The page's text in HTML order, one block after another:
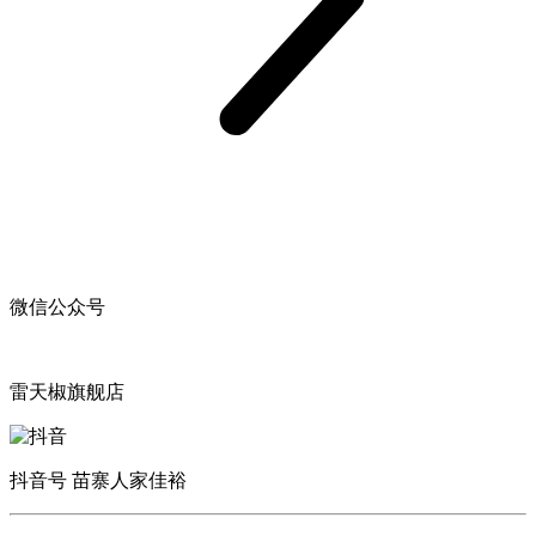
微信公众号
雷天椒旗舰店
抖音号 苗寨人家佳裕